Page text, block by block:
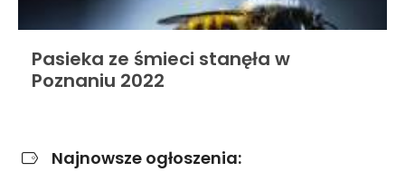
Pasieka ze śmieci stanęła w
Poznaniu 2022
Najnowsze ogłoszenia: